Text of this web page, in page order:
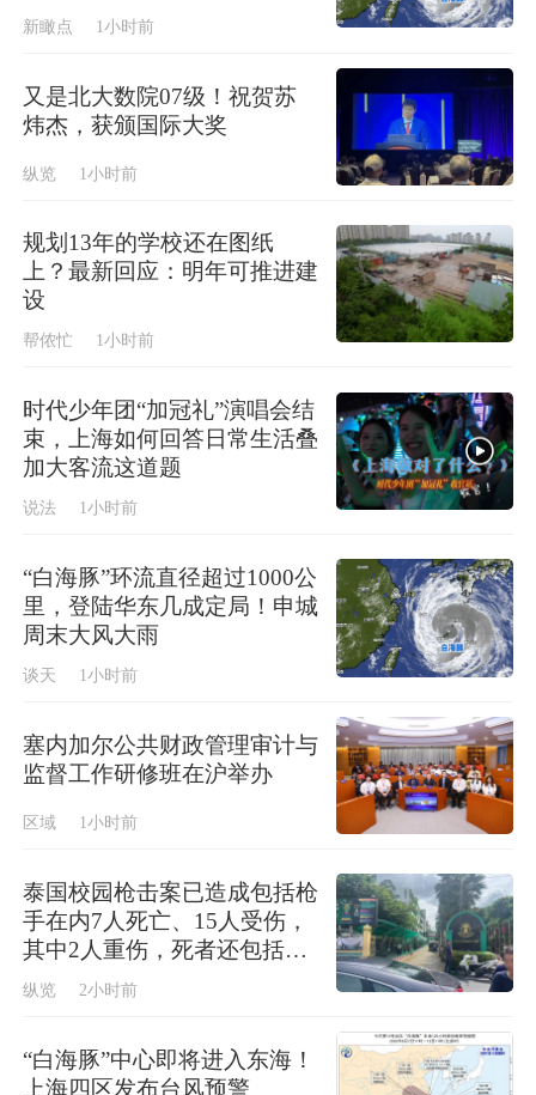
新瞰点 1小时前
又是北大数院07级！祝贺苏
炜杰，获颁国际大奖
纵览 1小时前
规划13年的学校还在图纸
上？最新回应：明年可推进建
设
帮侬忙 1小时前
时代少年团“加冠礼”演唱会结
束，上海如何回答日常生活叠
加大客流这道题
说法 1小时前
“白海豚”环流直径超过1000公
里，登陆华东几成定局！申城
周末大风大雨
谈天 1小时前
塞内加尔公共财政管理审计与
监督工作研修班在沪举办
区域 1小时前
泰国校园枪击案已造成包括枪
手在内7人死亡、15人受伤，
其中2人重伤，死者还包括3
名教师和3名学生
纵览 2小时前
“白海豚”中心即将进入东海！
上海四区发布台风预警